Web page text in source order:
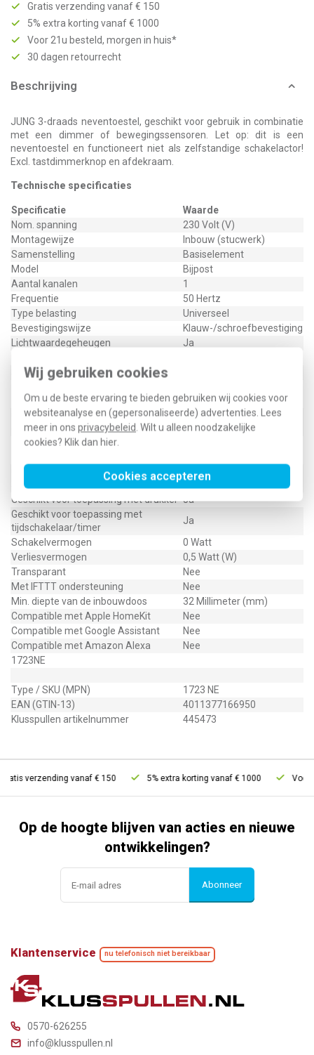
Wij gebruiken cookies
Om u de beste ervaring te bieden gebruiken wij cookies voor
websiteanalyse en (gepersonaliseerde) advertenties. Lees
meer in ons privacybeleid . Wilt u alleen noodzakelijke
cookies? Klik dan hier
Cookies accepteren
Gratis verzending vanaf € 150
5% extra korting vanaf € 1000
Voor 21u besteld, morgen in huis*
30 dagen retourrecht
Beschrijving
JUNG 3-draads neventoestel, geschikt voor gebruik in combinatie
met een dimmer of bewegingssensoren. Let op: dit is een
neventoestel en functioneert niet als zelfstandige schakelactor!
Excl. tastdimmerknop en afdekraam.
Technische specificaties
Specificatie
Waarde
Nom. spanning
230 Volt (V)
Montagewijze
Inbouw (stucwerk)
Samenstelling
Basiselement
Model
Bijpost
Aantal kanalen
1
Frequentie
50 Hertz
Type belasting
Universeel
Bevestigingswijze
Klauw-/schroefbevestiging
Lichtwaardegeheugen
Ja
Schakelvermogen HVAC
bewegingsmelder
Ja
Geschikt voor toepassing met RF-
drukker
Geschikt voor toepassing met IR-
Geschikt voor toepassing met
aanwezigheidsmelder
Ja
Geschikt voor toepassing met drukker Ja
Geschikt voor toepassing met
tijdschakelaar/timer
Ja
Schakelvermogen
0 Watt
Verliesvermogen
0,5 Watt (W)
Transparant
Nee
Met IFTTT ondersteuning
Nee
Min. diepte van de inbouwdoos
32 Millimeter (mm)
Compatible met Apple HomeKit
Nee
Compatible met Google Assistant
Nee
Compatible met Amazon Alexa
Nee
1723NE
Type / SKU (MPN)
1723 NE
EAN (GTIN-13)
4011377166950
Klusspullen artikelnummer
445473
verzending vanaf € 150 5% extra korting vanaf € 1000 Voor
Op de hoogte blijven van acties en nieuwe
ontwikkelingen?
Abonneer
Klantenservice nu telefonisch niet bereikbaar
0570-626255
info@klusspullen.nl